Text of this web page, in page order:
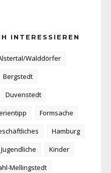
INTERESSIEREN
Walddörfer
Bergstedt
Duvenstedt
Formsache
Hamburg
Jugendliche
Kinder
Mellingstedt